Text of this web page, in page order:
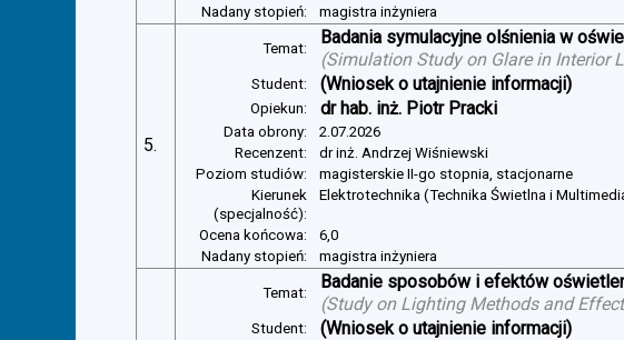
Nadany stopień:
magistra inżyniera
5.
Temat:
Badania symulacyjne olśnienia w
(Simulation Study on Glare in Interior
Student: (Wniosek o utajnienie informacji)
Opiekun: dr hab. inż. Piotr Pracki
Data obrony:
2.07.2026
Recenzent:
dr inż. Andrzej Wiśniewski
Poziom studiów:
magisterskie II-go stopnia, stacjonarne
Kierunek
(specjalność):
Elektrotechnika (Technika Świetlna i
Ocena końcowa:
6,0
Nadany stopień:
magistra inżyniera
Temat:
Badanie sposobów i efektów
(Study on Lighting Methods and
Student: (Wniosek o utajnienie informacji)